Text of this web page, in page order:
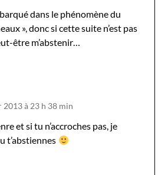
dans le phénomène du
», donc si cette suite n’est pas
être m’abstenir…
2013 à 23 h 38 min
et si tu n’accroches pas, je
t’abstiennes